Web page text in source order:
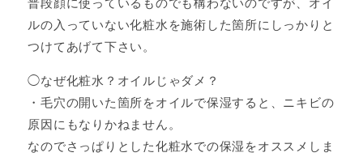
普段顔に使っているものでも構わないのですが、オイ
ルの入っていない化粧水を施術した箇所にしっかりと
つけてあげて下さい。
◯なぜ化粧水？オイルじゃダメ？
・毛穴の開いた箇所をオイルで保湿すると、ニキビの
原因にもなりかねません。
なのでさっぱりとした化粧水での保湿をオススメしま